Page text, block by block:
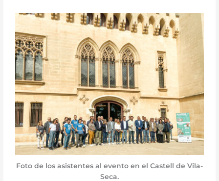
Foto de los asistentes al evento en el Castell de Vila-
Seca.